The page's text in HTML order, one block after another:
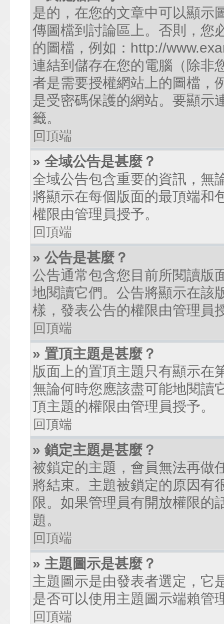
是的，在您的文章中可以顯示
傳圖檔到討論區上。否則，您
的圖檔，例如：http://
連結到儲存在您的電腦（除非
者是需要授權網站上的圖檔，
是受密碼保護的網站。要顯示
籤。
回頂端
» 全域公告是甚麼？
全域公告包含重要的資訊，無
將顯示在每個版面的最頂端和
權限由管理員授予。
回頂端
» 公告是甚麼？
公告通常包含您目前所閱讀版
地閱讀它們。公告將顯示在該
樣，發表公告的權限由管理員
回頂端
» 置頂主題是甚麼？
版面上的置頂主題只有顯示在
無論何時您應該盡可能地閱讀
頂主題的權限由管理員授予。
回頂端
» 鎖定主題是甚麼？
被鎖定的主題，會員無法再做
將結束。主題被鎖定的原因有
限。如果管理員有開放權限的
題。
回頂端
» 主題圖示是甚麼？
主題圖示是由發表者選定，它
是否可以使用主題圖示端賴管
回頂端